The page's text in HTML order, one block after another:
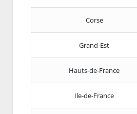
Corse
Grand-Est
Hauts-de-France
Ile-de-France